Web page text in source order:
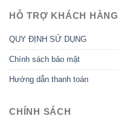
HỖ TRỢ KHÁCH HÀNG
QUY ĐỊNH SỬ DỤNG
Chính sách bảo mật
Hướng dẫn thanh toán
CHÍNH SÁCH